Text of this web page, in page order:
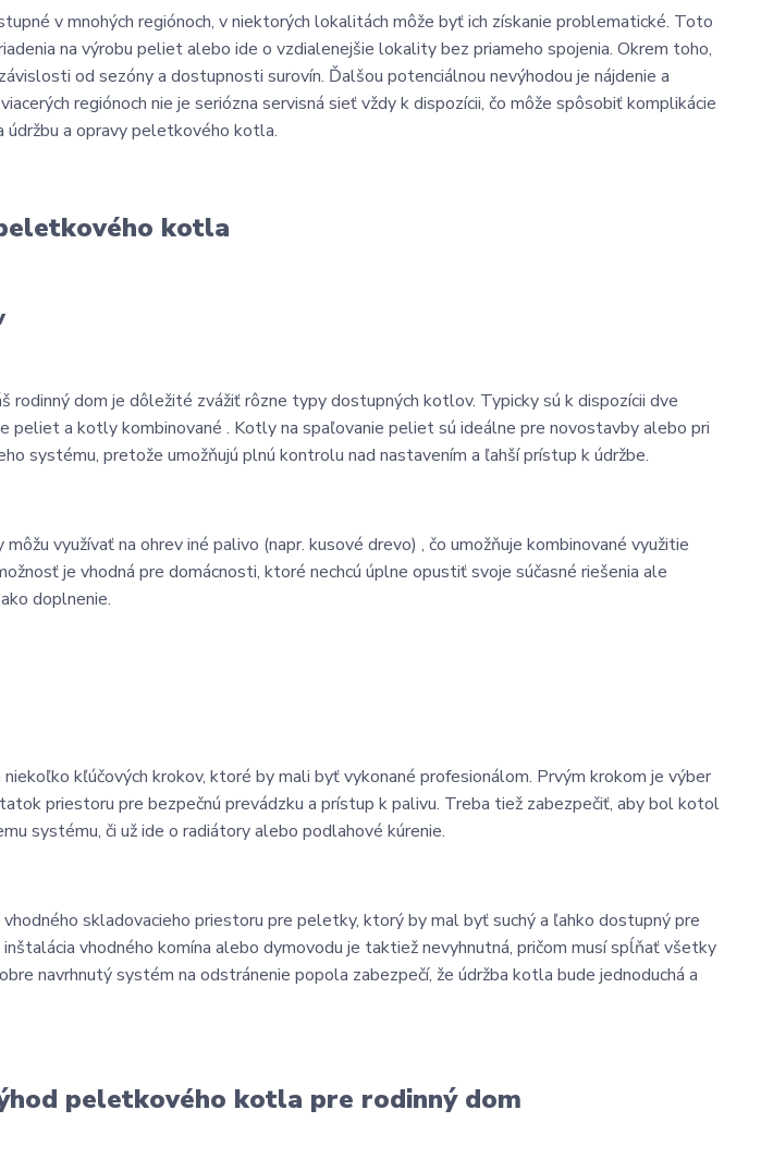
v mnohých regiónoch, v niektorých lokalitách môže byť ich získanie problematické. Toto
na výrobu peliet alebo ide o vzdialenejšie lokality bez priameho spojenia. Okrem toho,
od sezóny a dostupnosti surovín. Ďalšou potenciálnou nevýhodou je nájdenie a
regiónoch nie je seriózna servisná sieť vždy k dispozícii, čo môže spôsobiť komplikácie
údržbu a opravy peletkového kotla.
kotla
rodinný dom je dôležité zvážiť rôzne typy dostupných kotlov. Typicky sú k dispozícii dve
peliet a kotly kombinované . Kotly na spaľovanie peliet sú ideálne pre novostavby alebo pri
systému, pretože umožňujú plnú kontrolu nad nastavením a ľahší prístup k údržbe.
využívať na ohrev iné palivo (napr. kusové drevo) , čo umožňuje kombinované využitie
je vhodná pre domácnosti, ktoré nechcú úplne opustiť svoje súčasné riešenia ale
doplnenie.
kľúčových krokov, ktoré by mali byť vykonané profesionálom. Prvým krokom je výber
priestoru pre bezpečnú prevádzku a prístup k palivu. Treba tiež zabezpečiť, aby bol kotol
systému, či už ide o radiátory alebo podlahové kúrenie.
skladovacieho priestoru pre peletky, ktorý by mal byť suchý a ľahko dostupný pre
vhodného komína alebo dymovodu je taktiež nevyhnutná, pričom musí spĺňať všetky
navrhnutý systém na odstránenie popola zabezpečí, že údržba kotla bude jednoduchá a
peletkového kotla pre rodinný dom